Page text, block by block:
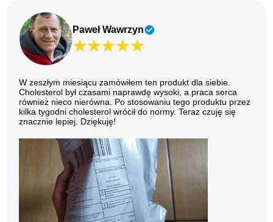
Paweł Wawrzyn
W zeszłym miesiącu zamówiłem ten produkt dla siebie.
Cholesterol był czasami naprawdę wysoki, a praca serca
również nieco nierówna. Po stosowaniu tego produktu przez
kilka tygodni cholesterol wrócił do normy. Teraz czuję się
znacznie lepiej. Dziękuję!